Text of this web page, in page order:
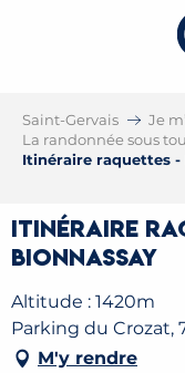
Saint-Gervais
Je
La randonnée sous
Itinéraire raquettes -
Itinéraire
Bionnassay
Altitude : 1420m
Parking du Crozat,
M'y rendre